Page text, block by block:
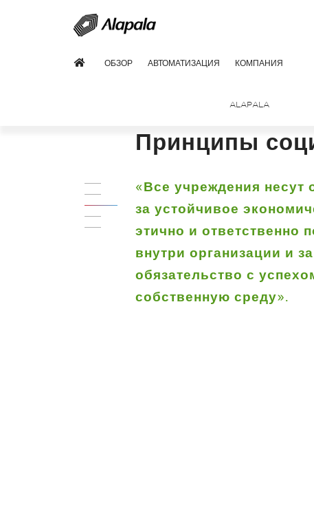
ОБЗОР АВТОМАТИЗАЦИЯ КОМПАНИЯ
ALAPALA
Принципы
«Все учреждения несут
за устойчивое
этично и ответственно
внутри организации и
обязательство с
собственную среду».